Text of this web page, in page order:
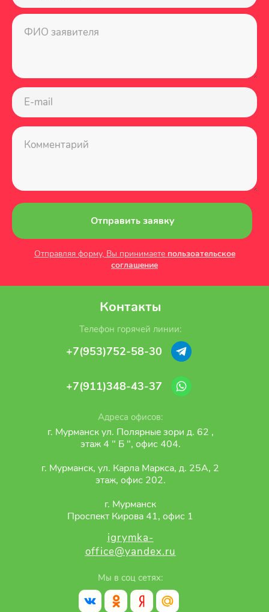
Отправить заявку
Отправляя форму, Вы принимаете пользоательское
соглашение
Контакты
Телефон горячей линии:
+7(953)752-58-30
+7(911)348-43-37
Адреса офисов:
г. Мурманск ул. Полярные зори д. 62 ,
этаж 4 " Б ", офис 404.
г. Мурманск, ул. Карла Маркса, д. 25А, 2
этаж, офис 202.
г. Мурманск
Проспект Кирова 41, офис 1
igrymka-
office@yandex.ru
Мы в соц сетях: